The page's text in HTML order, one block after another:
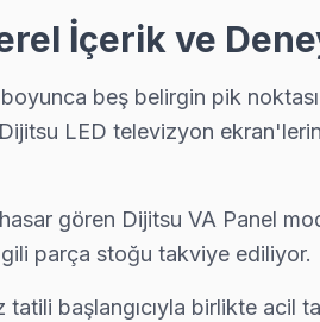
kapsama alanını haritada
İçerik ve
beş belirgin pik
LED televizyon
gören Dijitsu VA Panel
parça stoğu takviye ediliyor.
başlangıcıyla birlikte